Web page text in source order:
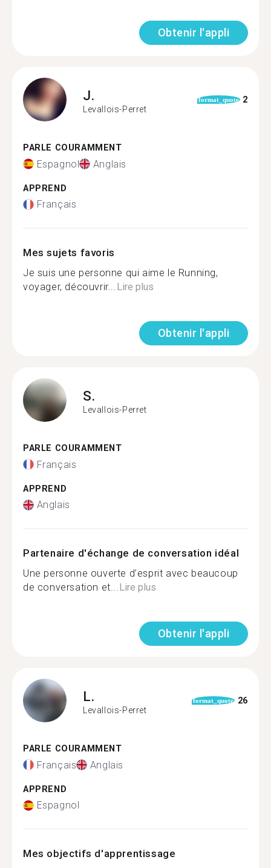
Obtenir l'appli
J.
Levallois-Perret
format_quote 2
PARLE COURAMMENT
Espagnol Anglais
APPREND
Français
Mes sujets favoris
Je suis une personne qui aime le Running,
voyager, découvrir...Lire plus
Obtenir l'appli
S.
Levallois-Perret
PARLE COURAMMENT
Français
APPREND
Anglais
Partenaire d'échange de conversation idéal
Une personne ouverte d’esprit avec beaucoup
de conversation et...Lire plus
Obtenir l'appli
L.
Levallois-Perret
format_quote 26
PARLE COURAMMENT
Français Anglais
APPREND
Espagnol
Mes objectifs d'apprentissage